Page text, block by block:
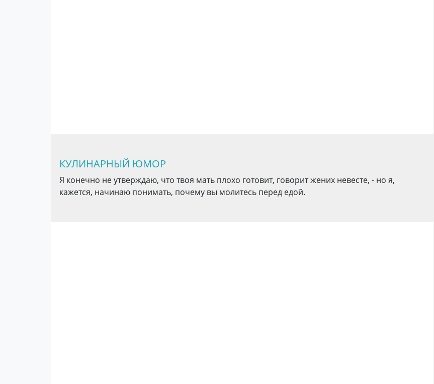
КУЛИНАРНЫЙ ЮМОР
Я конечно не утверждаю, что твоя мать плохо готовит, говорит жених невесте, - но я,
кажется, начинаю понимать, почему вы молитесь перед едой.